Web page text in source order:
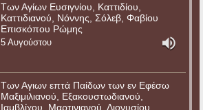
Των Αγίων Ευσιγνίου, Καττιδίου,
Καττιδιανού, Νόννης, Σόλεβ, Φαβίου
Επισκόπου Ρώμης
5 Αυγούστου
Των Αγιων επτά Παίδων των εν Εφέσω
Μαξιμιλιανού, Εξακουστωδιανού,
Ιαμβλίχου, Μαρτινιανού, Διονυσίου,